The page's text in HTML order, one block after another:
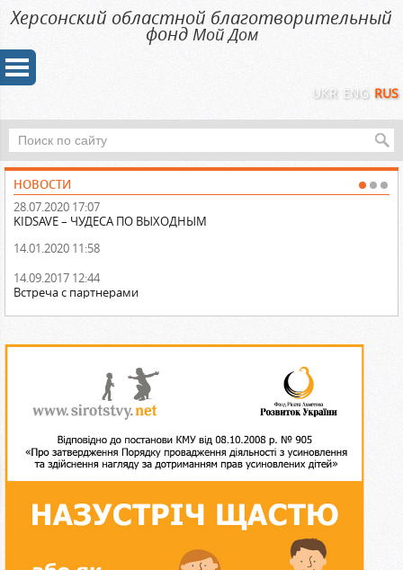
Херсонский областной благотворительный
фонд Мой Дом
UKR ENG RUS
НОВОСТИ
28.07.2020 17:07
KIDSAVE – ЧУДЕСА ПО ВЫХОДНЫМ
14.01.2020 11:58
14.09.2017 12:44
Встреча с партнерами